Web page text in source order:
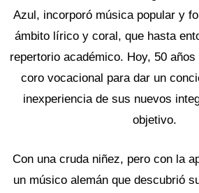
Azul, incorporó música popular y
ámbito lírico y coral, que hasta
repertorio académico. Hoy, 50
coro vocacional para dar un
inexperiencia de sus nuevos
objetivo.
Con una cruda niñez, pero con la
un músico alemán que descubrió